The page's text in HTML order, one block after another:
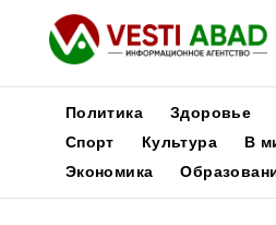
Новости
Политика Здоровье
Спорт
Культура В
Экономика